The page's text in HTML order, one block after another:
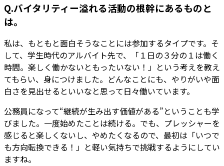
Q.バイタリティー溢れる活動の根幹にあるものと
は。
私は、もともと面白そうなことには参加するタイプです。そ
して、学生時代のアルバイト先で、「１日の３分の１は働く
時間。楽しく働かないともったいない！」という考えを教え
てもらい、身につけました。どんなことにも、やりがいや面
白さを見出せるといいなと思って日々働いています。
公務員になって“継続が生み出す価値がある”ということも学
びました。一度始めたことは続ける。でも、プレッシャーを
感じると楽しくないし、やめたくなるので、最初は「いつで
も方向転換できる！」と軽い気持ちで挑戦するようにしてい
ますね。